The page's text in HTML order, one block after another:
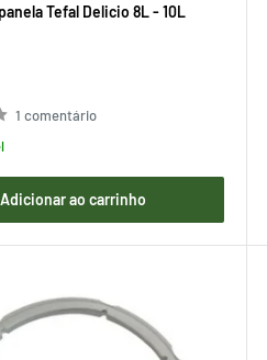
Tefal Delicio 8L - 10L
1 comentário
Adicionar ao carrinho